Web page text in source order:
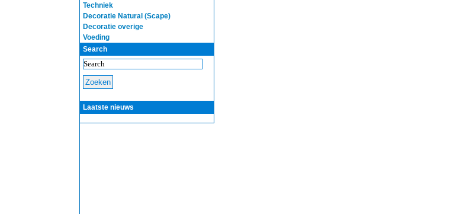
Techniek
Decoratie Natural (Scape)
Decoratie overige
Voeding
Search
Laatste nieuws